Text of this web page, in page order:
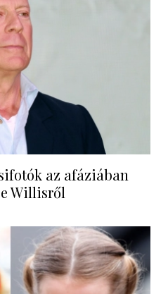
az afáziában
Willisről